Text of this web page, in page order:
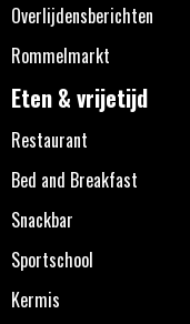
Overlijdensberichten
Rommelmarkt
Eten & vrijetijd
Restaurant
Bed and Breakfast
Snackbar
Sportschool
Kermis